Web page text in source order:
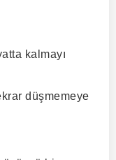
kalmayı
düşmemeye